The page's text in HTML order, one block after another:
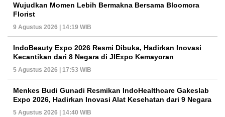
Wujudkan Momen Lebih Bermakna Bersama Bloomora
Florist
9 Agustus 2026 | 14:19 WIB
IndoBeauty Expo 2026 Resmi Dibuka, Hadirkan Inovasi
Kecantikan dari 8 Negara di JIExpo Kemayoran
5 Agustus 2026 | 17:53 WIB
Menkes Budi Gunadi Resmikan IndoHealthcare Gakeslab
Expo 2026, Hadirkan Inovasi Alat Kesehatan dari 9 Negara
5 Agustus 2026 | 14:40 WIB